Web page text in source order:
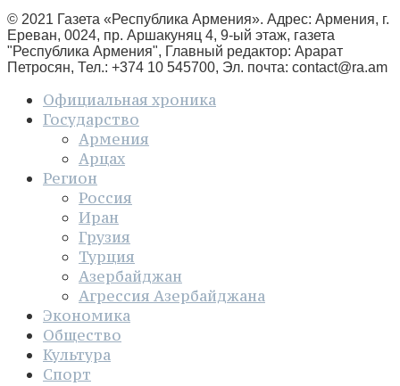
© 2021 Газета «Республика Армения». Адрес: Армения, г.
Ереван, 0024, пр. Аршакуняц 4, 9-ый этаж, газета
"Республика Армения", Главный редактор: Арарат
Петросян, Тел.: +374 10 545700, Эл. почта: contact@ra.am
Официальная хроника
Государство
Армения
Арцах
Регион
Россия
Иран
Грузия
Турция
Азербайджан
Агрессия Азербайджана
Экономика
Общество
Культура
Спорт